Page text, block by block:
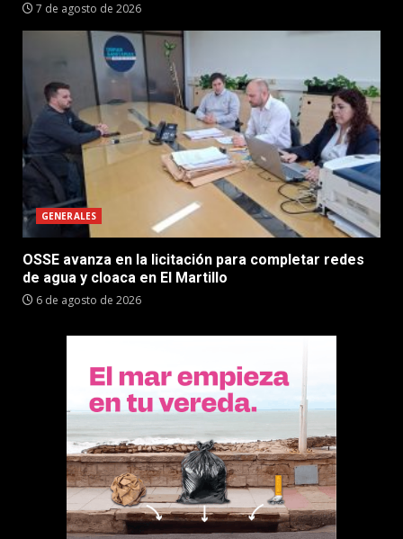
7 de agosto de 2026
GENERALES
OSSE avanza en la licitación para completar redes
de agua y cloaca en El Martillo
6 de agosto de 2026